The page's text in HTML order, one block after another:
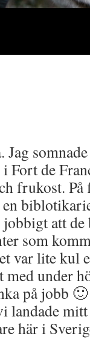
Jag
Fort de
frukost.
att de
som
var lite kul
med under
på jobb
landade
här i